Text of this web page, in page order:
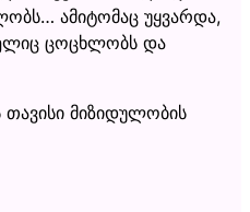
ამიტომაც უყვარდა,
ცოცხლობს და
თავისი მიზიდულობის